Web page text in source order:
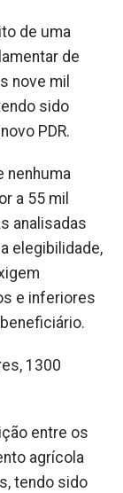
de uma
de
nove mil
sido
PDR.
nenhuma
a 55 mil
analisadas
elegibilidade,
e inferiores
1300
entre os
agrícola
tendo sido